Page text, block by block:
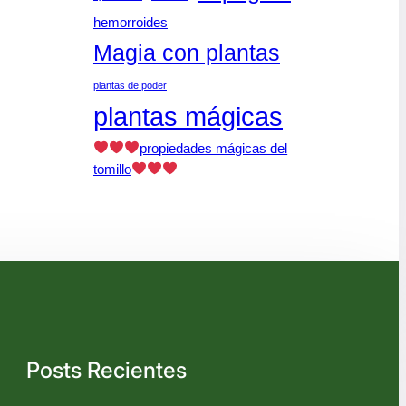
hemorroides
Magia con plantas
plantas de poder
plantas mágicas
propiedades mágicas del
tomillo
Posts Recientes